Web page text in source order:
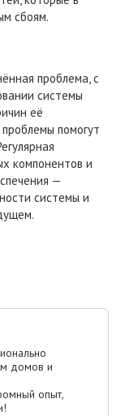
сбоям.
проблема, с
системы
её
помогут
компонентов и
—
системы и
домов и
опыт,